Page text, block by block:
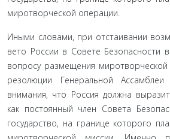
миротворческой операции.
Иными словами, при отстаивании
вето России в Совете Безопасности
вопросу размещения
резо­люции Генеральной
внимания, что Россия должна
как постоянный член Совета
государство, на границе ко­торого